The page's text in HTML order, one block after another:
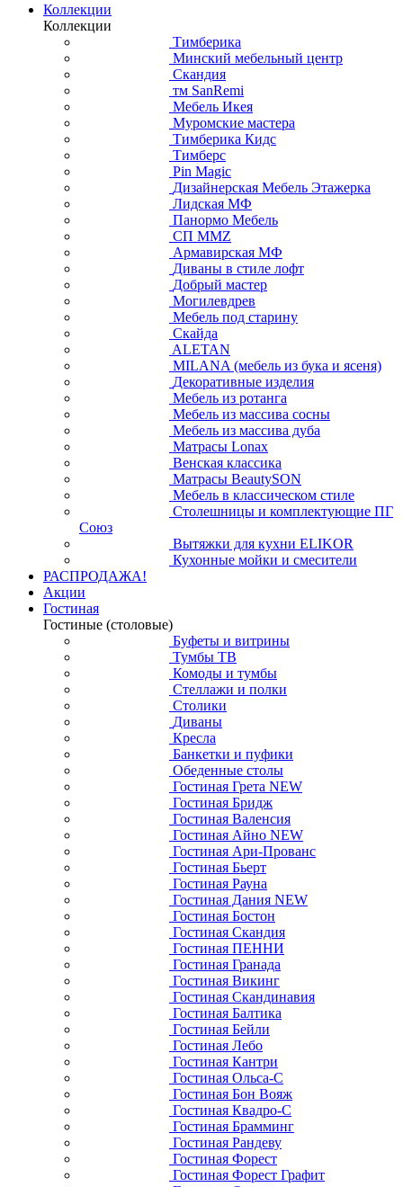
Коллекции
Коллекции
Тимберика
Минский мебельный центр
Скандия
тм SanRemi
Мебель Икея
Муромские мастера
Тимберика Кидс
Тимберс
Pin Magic
Дизайнерская Мебель Этажерка
Лидская МФ
Панормо Мебель
СП ММZ
Армавирская МФ
Диваны в стиле лофт
Добрый мастер
Могилевдрев
Мебель под старину
Скайда
ALETAN
MILANA (мебель из бука и ясеня)
Декоративные изделия
Мебель из ротанга
Мебель из массива сосны
Мебель из массива дуба
Матрасы Lonax
Венская классика
Матрасы BeautySON
Мебель в классическом стиле
Столешницы и комплектующие ПГ
Союз
Вытяжки для кухни ELIKOR
Кухонные мойки и смесители
РАСПРОДАЖА!
Акции
Гостиная
Гостиные (столовые)
Буфеты и витрины
Тумбы ТВ
Комоды и тумбы
Стеллажи и полки
Столики
Диваны
Кресла
Банкетки и пуфики
Обеденные столы
Гостиная Грета NEW
Гостиная Бридж
Гостиная Валенсия
Гостиная Айно NEW
Гостиная Ари-Прованс
Гостиная Бьерт
Гостиная Рауна
Гостиная Дания NEW
Гостиная Бостон
Гостиная Скандия
Гостиная ПЕННИ
Гостиная Гранада
Гостиная Викинг
Гостиная Скандинавия
Гостиная Балтика
Гостиная Бейли
Гостиная Лебо
Гостиная Кантри
Гостиная Ольса-С
Гостиная Бон Вояж
Гостиная Квадро-С
Гостиная Брамминг
Гостиная Рандеву
Гостиная Форест
Гостиная Форест Графит